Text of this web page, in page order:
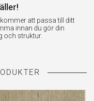
att passa till ditt
innan du gör din
och struktur.